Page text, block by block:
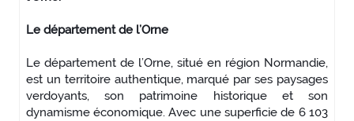
Le département de l’Orne
Le département de l’Orne, situé en région Normandie,
est un territoire authentique, marqué par ses paysages
verdoyants, son patrimoine historique et son
dynamisme économique. Avec une superficie de 6 103